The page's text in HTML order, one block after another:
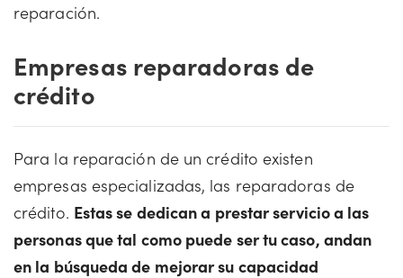
reparación.
Empresas reparadoras de
crédito
Para la reparación de un crédito existen
empresas especializadas, las reparadoras de
crédito. Estas se dedican a prestar servicio a las
personas que tal como puede ser tu caso, andan
en la búsqueda de mejorar su capacidad